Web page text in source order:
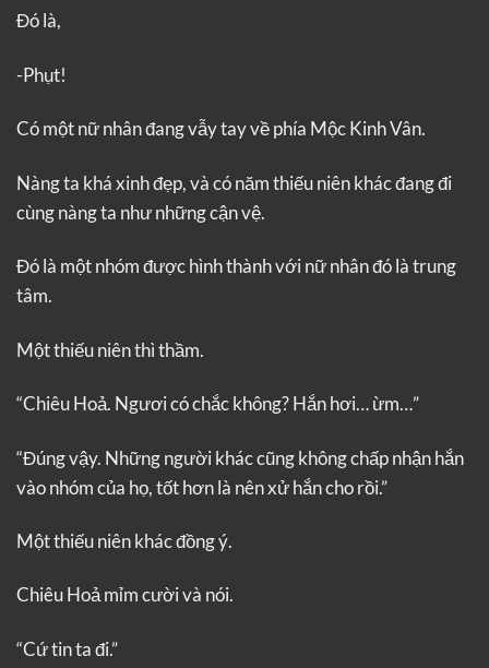
Đó là,
-Phụt!
Có một nữ nhân đang vẫy tay về phía Mộc Kinh Vân.
Nàng ta khá xinh đẹp, và có năm thiếu niên khác đang đi
cùng nàng ta như những cận vệ.
Đó là một nhóm được hình thành với nữ nhân đó là trung
tâm.
Một thiếu niên thì thầm.
“Chiêu Hoả. Ngươi có chắc không? Hắn hơi… ừm…”
“Đúng vậy. Những người khác cũng không chấp nhận hắn
vào nhóm của họ, tốt hơn là nên xử hắn cho rồi.”
Một thiếu niên khác đồng ý.
Chiêu Hoả mỉm cười và nói.
“Cứ tin ta đi.”